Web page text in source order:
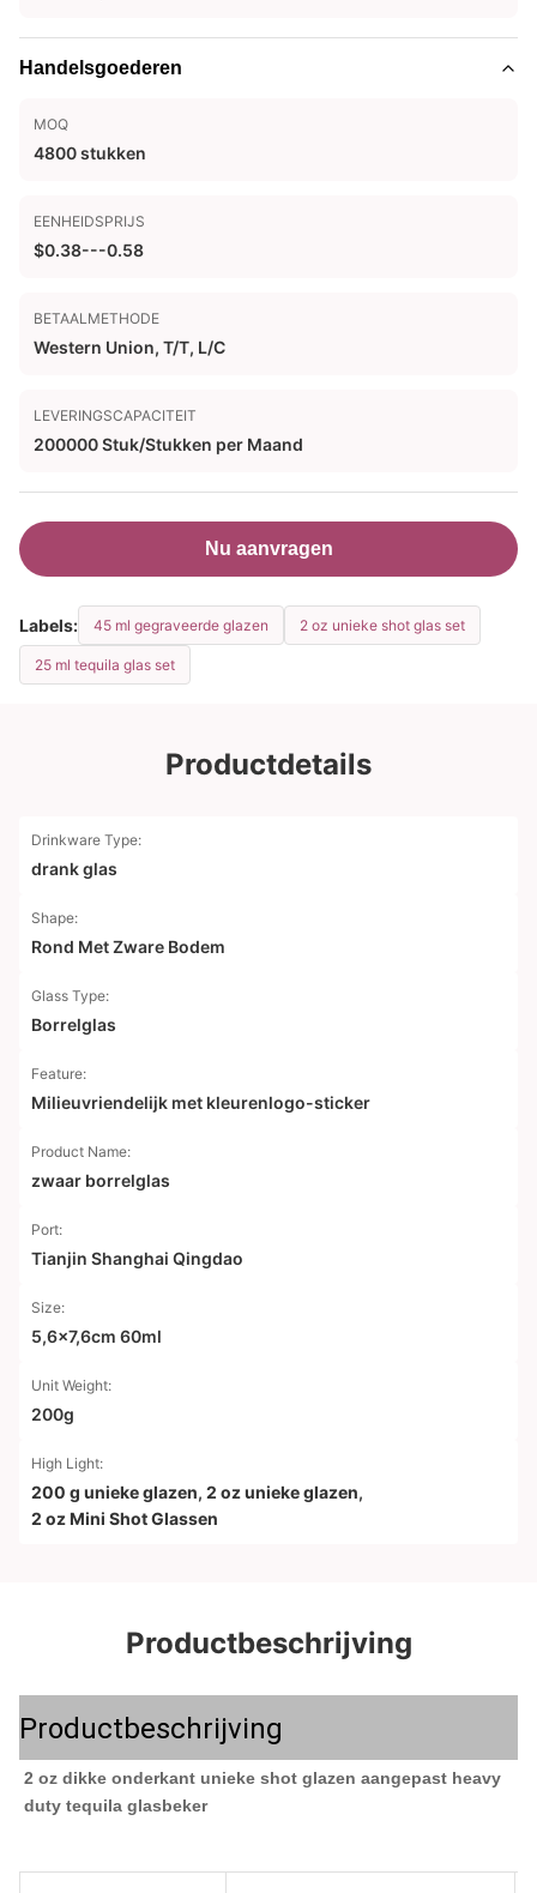
Handelsgoederen
MOQ
4800 stukken
EENHEIDSPRIJS
$0.38---0.58
BETAALMETHODE
Western Union, T/T, L/C
LEVERINGSCAPACITEIT
200000 Stuk/Stukken per Maand
Nu aanvragen
Labels: 45 ml gegraveerde glazen 2 oz unieke shot glas set
25 ml tequila glas set
Productdetails
Drinkware Type:
drank glas
Shape:
Rond Met Zware Bodem
Glass Type:
Borrelglas
Feature:
Milieuvriendelijk met kleurenlogo-sticker
Product Name:
zwaar borrelglas
Port:
Tianjin Shanghai Qingdao
Size:
5,6x7,6cm 60ml
Unit Weight:
200g
High Light:
200 g unieke glazen, 2 oz unieke glazen,
2 oz Mini Shot Glassen
Productbeschrijving
Productbeschrijving
2 oz dikke onderkant unieke shot glazen aangepast heavy
duty tequila glasbeker